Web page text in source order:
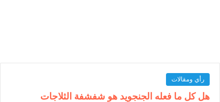
رأي ومقالات
هل كل ما فعله الجنجويد هو شفشفة الثلاجات